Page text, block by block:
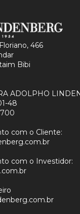
466
Bibi
ADOLPHO
48
com o Cliente:
com o Investidor: